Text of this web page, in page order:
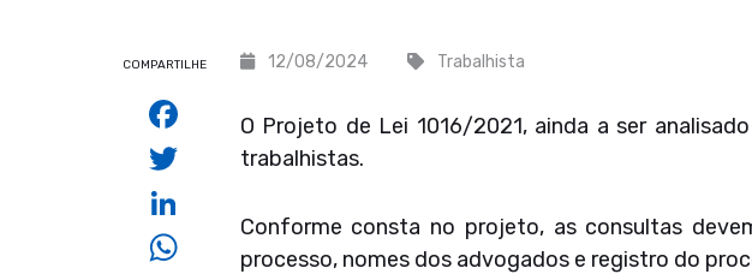
12/08/2024 Trabalhista
O Projeto de Lei 1016/2021, ainda a ser
trabalhistas.
Conforme consta no projeto, as consultas
processo, nomes dos advogados e registro do
COMPARTILHE
Facebook
Twitter
WhatsApp